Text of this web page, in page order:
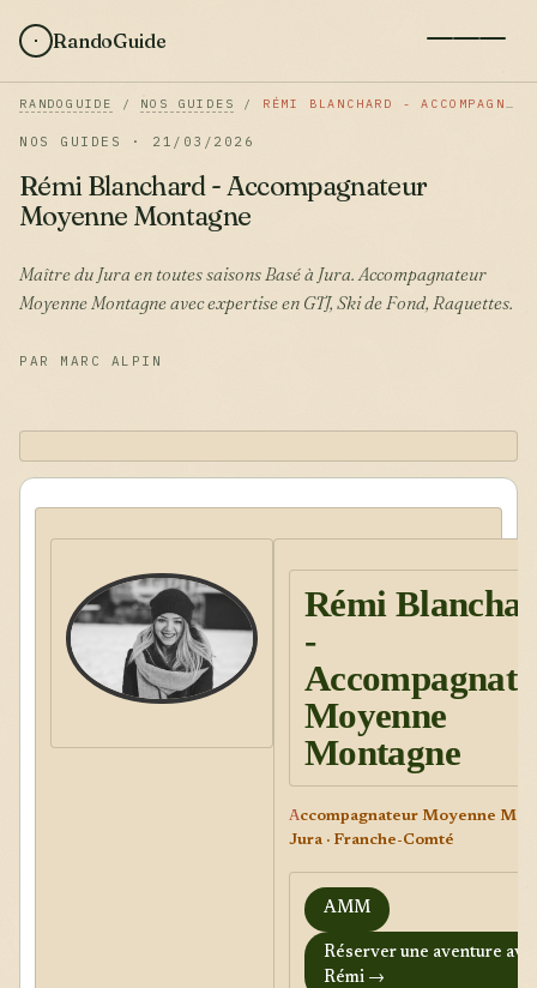
RandoGuide
RANDOGUIDE / NOS GUIDES / RÉMI BLANCHARD - ACCOMPAGNATEUR MOYENNE MONTAGNE
NOS GUIDES · 21/03/2026
Rémi Blanchard - Accompagnateur
Moyenne Montagne
Maître du Jura en toutes saisons Basé à Jura. Accompagnateur
Moyenne Montagne avec expertise en GTJ, Ski de Fond, Raquettes.
PAR MARC ALPIN
Rémi
-
Moyenne
Montagne
Accompagnateur Moyenne
Jura · Franche-Comté
AMM
Réserver une aventure
Rémi →